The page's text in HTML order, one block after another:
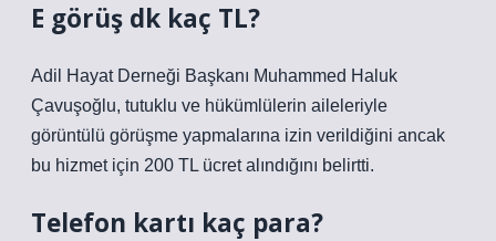
E görüş dk kaç TL?
Adil Hayat Derneği Başkanı Muhammed Haluk
Çavuşoğlu, tutuklu ve hükümlülerin aileleriyle
görüntülü görüşme yapmalarına izin verildiğini ancak
bu hizmet için 200 TL ücret alındığını belirtti.
Telefon kartı kaç para?